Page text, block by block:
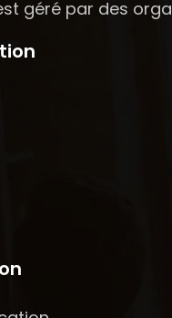
géré par des